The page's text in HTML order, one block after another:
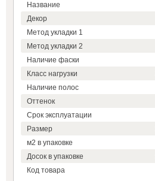
Название
Декор
Метод укладки 1
Метод укладки 2
Наличие фаски
Класс нагрузки
Наличие полос
Оттенок
Срок эксплуатации
Размер
м2 в упаковке
Досок в упаковке
Код товара